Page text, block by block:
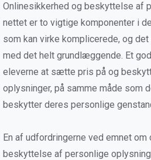
Onlinesikkerhed og beskyttelse af
nettet er to vigtige komponenter i
som kan virke komplicerede, og
med det helt grundlæggende. Et
eleverne at sætte pris på og
oplysninger, på samme måde som
beskytter deres personlige
En af udfordringerne ved emnet
beskyttelse af personlige